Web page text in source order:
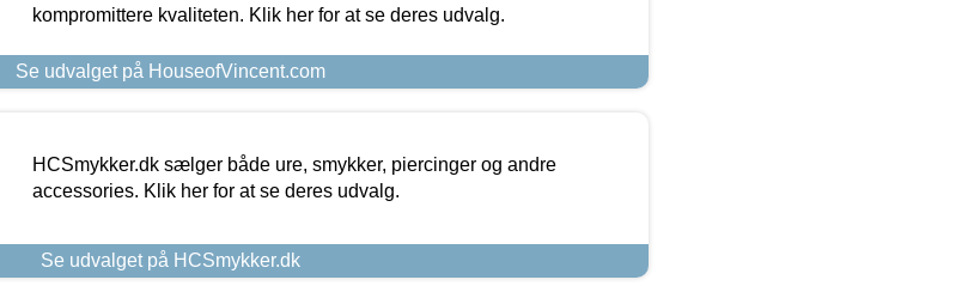
kompromittere kvaliteten. Klik her for at se deres udvalg.
Se udvalget på HouseofVincent.com
HCSmykker.dk sælger både ure, smykker, piercinger og andre
accessories. Klik her for at se deres udvalg.
Se udvalget på HCSmykker.dk